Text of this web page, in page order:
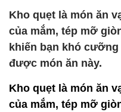
Kho quẹt là món ăn
của mắm, tép mỡ
khiến bạn khó
được món ăn này.
Kho quẹt là món ăn
của mắm, tép mỡ